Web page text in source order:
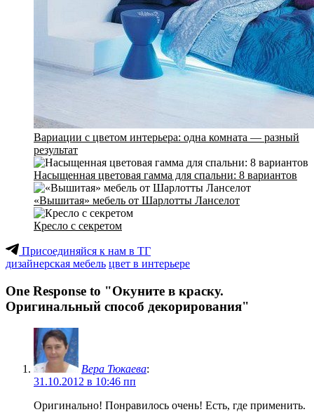
Вариации с цветом интерьера: одна комната — разный
результат
Насыщенная цветовая гамма для спальни: 8 вариантов
«Вышитая» мебель от Шарлотты Ланселот
Кресло с секретом
Присоединяйся к нам в ТГ
дизайнерская мебель цвет в интерьере
One Response to "Окуните в краску.
Оригинальный способ декорирования"
Вера Тюкаева:
31.10.2012 в 10:46 пп
Оригинально! Понравилось очень! Есть, где применить.